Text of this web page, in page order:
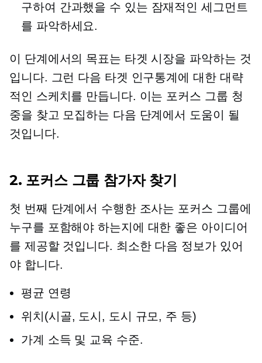
구하여 간과했을 수 있는 잠재적인 세그먼트
를 파악하세요.
이 단계에서의 목표는 타겟 시장을 파악하는 것
입니다. 그런 다음 타겟 인구통계에 대한 대략
적인 스케치를 만듭니다. 이는 포커스 그룹 청
중을 찾고 모집하는 다음 단계에서 도움이 될
것입니다.
2. 포커스 그룹 참가자 찾기
첫 번째 단계에서 수행한 조사는 포커스 그룹에
누구를 포함해야 하는지에 대한 좋은 아이디어
를 제공할 것입니다. 최소한 다음 정보가 있어
야 합니다.
평균 연령
위치(시골, 도시, 도시 규모, 주 등)
가계 소득 및 교육 수준.